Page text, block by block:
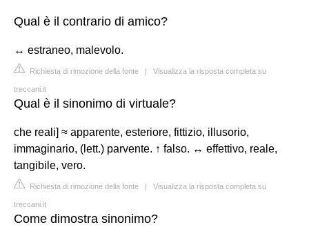
Qual è il contrario di amico?
↔ estraneo, malevolo.
Richiesta di rimozione della fonte | Visualizza la risposta completa su
treccani.it
Qual è il sinonimo di virtuale?
che reali] ≈ apparente, esteriore, fittizio, illusorio,
immaginario, (lett.) parvente. ↑ falso. ↔ effettivo, reale,
tangibile, vero.
Richiesta di rimozione della fonte | Visualizza la risposta completa su
treccani.it
Come dimostra sinonimo?